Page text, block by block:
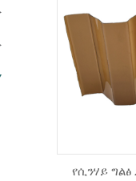
የሲንሃይ